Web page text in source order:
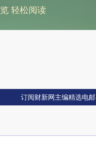
轻松阅读
订阅财新网主编精选电邮